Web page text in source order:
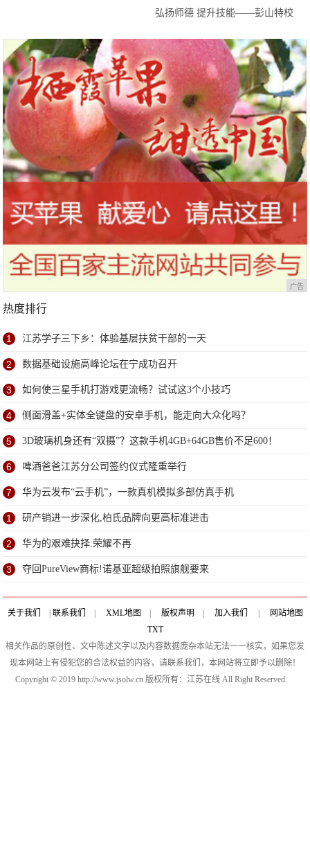
弘扬师德 提升技能——彭山特校
广告
热度排行
1 江苏学子三下乡：体验基层扶贫干部的一天
2 数据基础设施高峰论坛在宁成功召开
3 如何使三星手机打游戏更流畅？试试这3个小技巧
4 侧面滑盖+实体全键盘的安卓手机，能走向大众化吗？
5 3D玻璃机身还有“双摄”？这款手机4GB+64GB售价不足600！
6 啤酒爸爸江苏分公司签约仪式隆重举行
7 华为云发布“云手机”，一款真机模拟多部仿真手机
1 研产销进一步深化,柏氏品牌向更高标准进击
2 华为的艰难抉择:荣耀不再
3 夺回PureView商标!诺基亚超级拍照旗舰要来
关于我们 联系我们 XML地图 版权声明 加入我们
网站地图
TXT
相关作品的原创性、文中陈述文字以及内容数据庞杂本站无法一一核实，如果您发
现本网站上有侵犯您的合法权益的内容，请联系我们，本网站将立即予以删除！
Copyright © 2019 http://www.jsolw.cn 版权所有：江苏在线 All Right Reserved.